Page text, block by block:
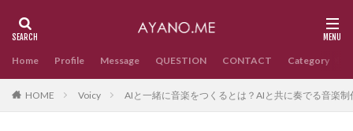
Home Profile Message QUESTION CONTACT Category
HOME Voicy AIと一緒に音楽をつくるとは？AIと共に奏でる音楽